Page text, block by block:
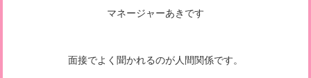
マネージャーあきです
面接でよく聞かれるのが人間関係です。